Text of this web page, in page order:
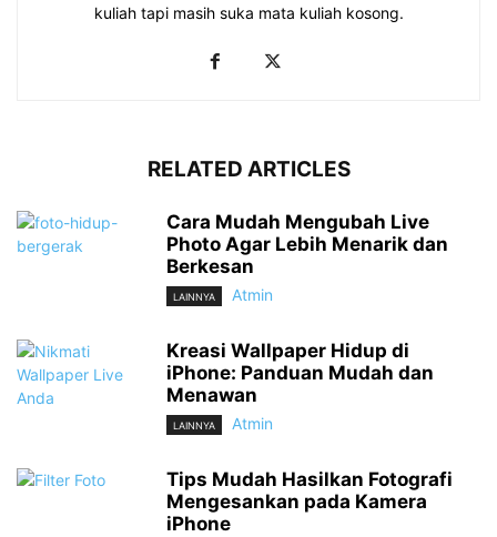
kuliah tapi masih suka mata kuliah kosong.
RELATED ARTICLES
Cara Mudah Mengubah Live
Photo Agar Lebih Menarik dan
Berkesan
LAINNYA Atmin
Kreasi Wallpaper Hidup di
iPhone: Panduan Mudah dan
Menawan
LAINNYA Atmin
Tips Mudah Hasilkan Fotografi
Mengesankan pada Kamera
iPhone